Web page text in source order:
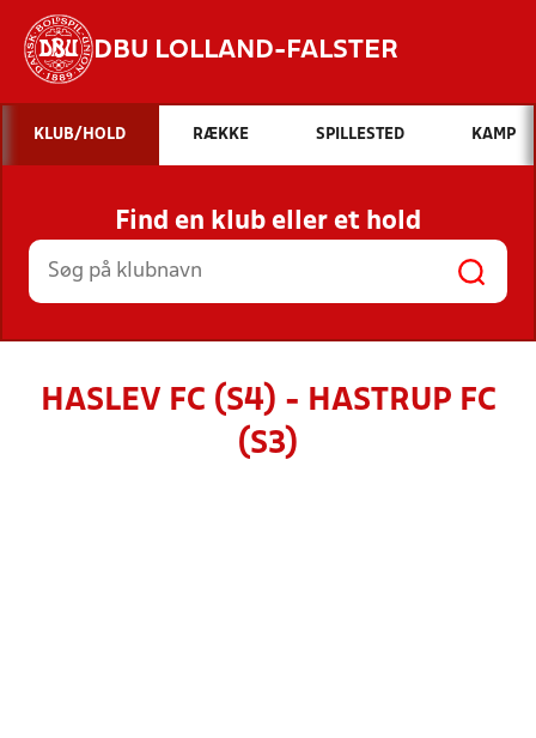
DBU LOLLAND-FALSTER
Hvad vil du søge efter?
INDHOLD OG NYHEDER
STILLINGER, RESULTATER, KLUBBER OG
HOLD
KLUB/HOLD RÆKKE SPILLESTED KAMP
Find en klub eller et hold
HASLEV FC (S4) - HASTRUP FC
(S3)